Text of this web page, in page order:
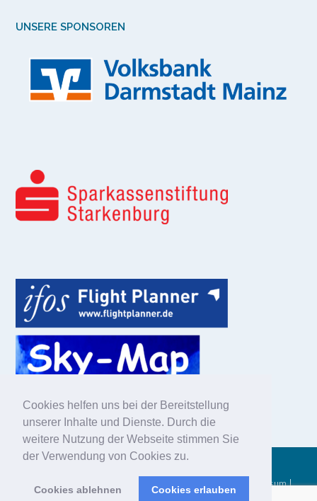
Cookies helfen uns bei der Bereitstellung
unserer Inhalte und Dienste. Durch die
weitere Nutzung der Webseite stimmen Sie
der Verwendung von Cookies zu.
Cookies ablehnen Cookies erlauben
UNSERE SPONSOREN
Impressum|
Datenschutzerklärung